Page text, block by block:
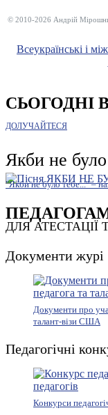
© 2010-2026 Андрій
Всеукраїнські і
СЬОГОДНІ
ДОЛУЧАЙТЕСЯ
Якби не
"Якби не було тебе..." –
ДЛЯ АТЕСТАЦІЇ
Документи журі
Документи про
талант-візи США
Педагогічні
Конкурси